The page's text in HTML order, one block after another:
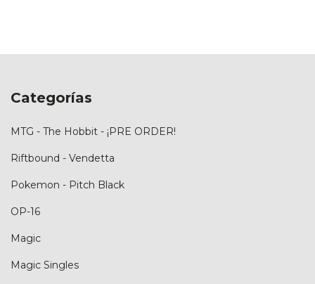
Categorías
MTG - The Hobbit - ¡PRE ORDER!
Riftbound - Vendetta
Pokemon - Pitch Black
OP-16
Magic
Magic Singles